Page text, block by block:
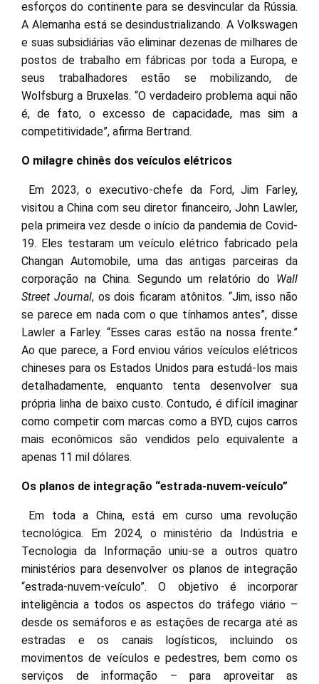
esforços do continente para se desvincular da Rússia.
A Alemanha está se desindustrializando. A Volkswagen
e suas subsidiárias vão eliminar dezenas de milhares de
postos de trabalho em fábricas por toda a Europa, e
seus trabalhadores estão se mobilizando, de
Wolfsburg a Bruxelas. “O verdadeiro problema aqui não
é, de fato, o excesso de capacidade, mas sim a
competitividade”, afirma Bertrand.
O milagre chinês dos veículos elétricos
Em 2023, o executivo-chefe da Ford, Jim Farley,
visitou a China com seu diretor financeiro, John Lawler,
pela primeira vez desde o início da pandemia de Covid-
19. Eles testaram um veículo elétrico fabricado pela
Changan Automobile, uma das antigas parceiras da
corporação na China. Segundo um relatório do Wall
Street Journal, os dois ficaram atônitos. “Jim, isso não
se parece em nada com o que tínhamos antes”, disse
Lawler a Farley. “Esses caras estão na nossa frente.”
Ao que parece, a Ford enviou vários veículos elétricos
chineses para os Estados Unidos para estudá-los mais
detalhadamente, enquanto tenta desenvolver sua
própria linha de baixo custo. Contudo, é difícil imaginar
como competir com marcas como a BYD, cujos carros
mais econômicos são vendidos pelo equivalente a
apenas 11 mil dólares.
Os planos de integração “estrada-nuvem-veículo”
Em toda a China, está em curso uma revolução
tecnológica. Em 2024, o ministério da Indústria e
Tecnologia da Informação uniu-se a outros quatro
ministérios para desenvolver os planos de integração
“estrada-nuvem-veículo”. O objetivo é incorporar
inteligência a todos os aspectos do tráfego viário –
desde os semáforos e as estações de recarga até as
estradas e os canais logísticos, incluindo os
movimentos de veículos e pedestres, bem como os
serviços de informação – para aproveitar as